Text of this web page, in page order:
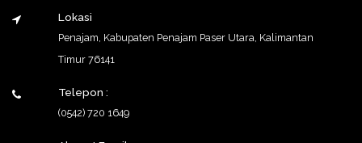
Lokasi
Penajam, Kabupaten Penajam Paser Utara, Kalimantan
Timur 76141
Telepon :
(0542) 720 1649